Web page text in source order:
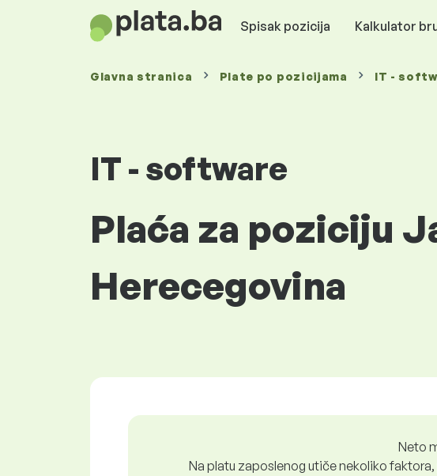
Spisak pozicija Kalkulator
Glavna stranica Plate po pozicijama IT -
IT - software
Plaća za poziciju
Herecegovina
Neto
Na platu zaposlenog utiče nekoliko